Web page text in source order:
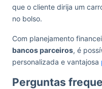
que o cliente dirija um
no bolso.
Com planejamento
bancos parceiros, é
personalizada e vantajosa
Perguntas